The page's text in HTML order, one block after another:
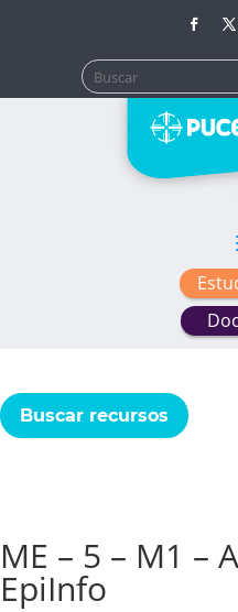
Buscar:
Buscar recursos
ME – 5 – M1 –
EpiInfo